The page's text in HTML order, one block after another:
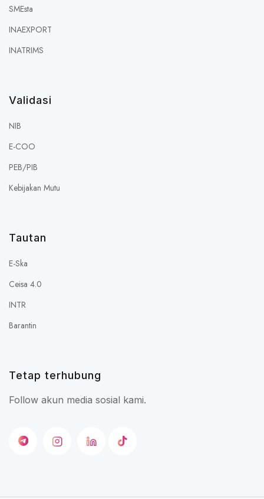
SMEsta
INAEXPORT
INATRIMS
Validasi
NIB
E-COO
PEB/PIB
Kebijakan Mutu
Tautan
E-Ska
Ceisa 4.0
INTR
Barantin
Tetap terhubung
Follow akun media sosial kami.